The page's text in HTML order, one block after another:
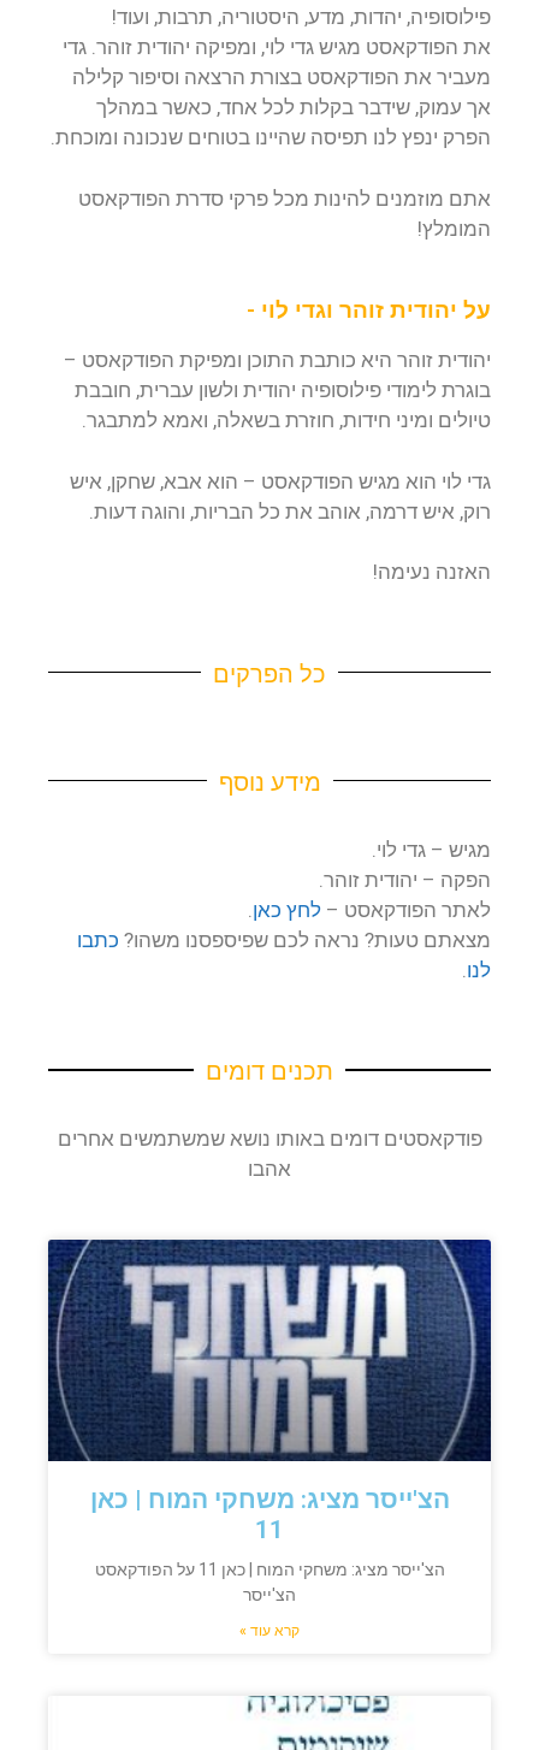
פילוסופיה, יהדות, מדע, היסטוריה, תרבות, ועוד!
את הפודקאסט מגיש גדי לוי, ומפיקה יהודית זוהר. גדי
מעביר את הפודקאסט בצורת הרצאה וסיפור קלילה
אך עמוק, שידבר בקלות לכל אחד, כאשר במהלך
הפרק ינפץ לנו תפיסה שהיינו בטוחים שנכונה ומוכחת.
אתם מוזמנים להינות מכל פרקי סדרת הפודקאסט
המומלץ!
על יהודית זוהר וגדי לוי -
יהודית זוהר היא כותבת התוכן ומפיקת הפודקאסט –
בוגרת לימודי פילוסופיה יהודית ולשון עברית, חובבת
טיולים ומיני חידות, חוזרת בשאלה, ואמא למתבגר.
גדי לוי הוא מגיש הפודקאסט – הוא אבא, שחקן, איש
רוק, איש דרמה, אוהב את כל הבריות, והוגה דעות.
האזנה נעימה!
כל הפרקים
מידע נוסף
מגיש – גדי לוי.
הפקה – יהודית זוהר.
לאתר הפודקאסט – לחץ כאן
מצאתם טעות? נראה לכם שפיספסנו משהו? כתבו
לנו
תכנים דומים
פודקאסטים דומים באותו נושא שמשתמשים אחרים
אהבו
הצ'ייסר מציג: משחקי המוח | כאן
11
הצ'ייסר מציג: משחקי המוח | כאן 11 על הפודקאסט
הצ'ייסר
קרא עוד »